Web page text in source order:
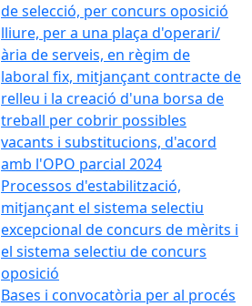
de selecció, per concurs oposició
lliure, per a una plaça d'operari/
ària de serveis, en règim de
laboral fix, mitjançant contracte de
relleu i la creació d'una borsa de
treball per cobrir possibles
vacants i substitucions, d'acord
amb l'OPO parcial 2024
Processos d'estabilització,
mitjançant el sistema selectiu
excepcional de concurs de mèrits i
el sistema selectiu de concurs
oposició
Bases i convocatòria per al procés